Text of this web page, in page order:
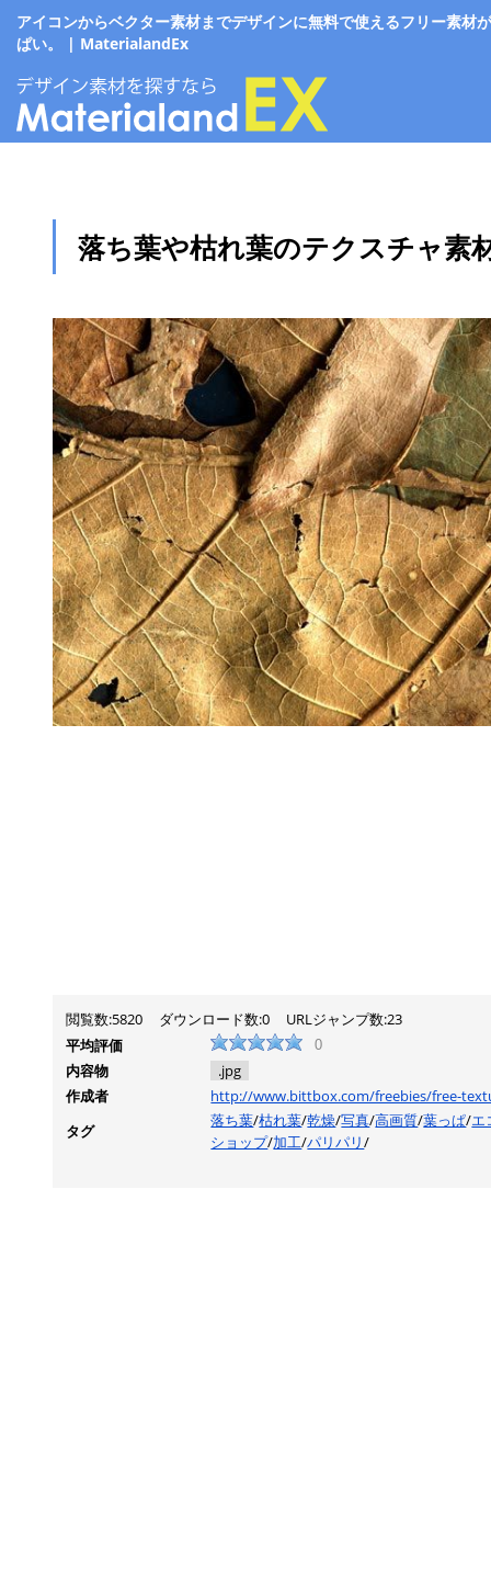
アイコンからベクター素材までデザインに無料で使えるフリー素材
ぱい。 | MaterialandEx
落ち葉や枯れ葉のテクスチャ素
閲覧数:5820 ダウンロード数:0
URLジャンプ数:23
平均評価
0
内容物
.jpg
作成者
http://www.bittbox.com/freebies/free-
タグ
落ち葉/枯れ葉/乾燥/写真/高画質/葉っぱ/エ
ショップ/加工/パリパリ/